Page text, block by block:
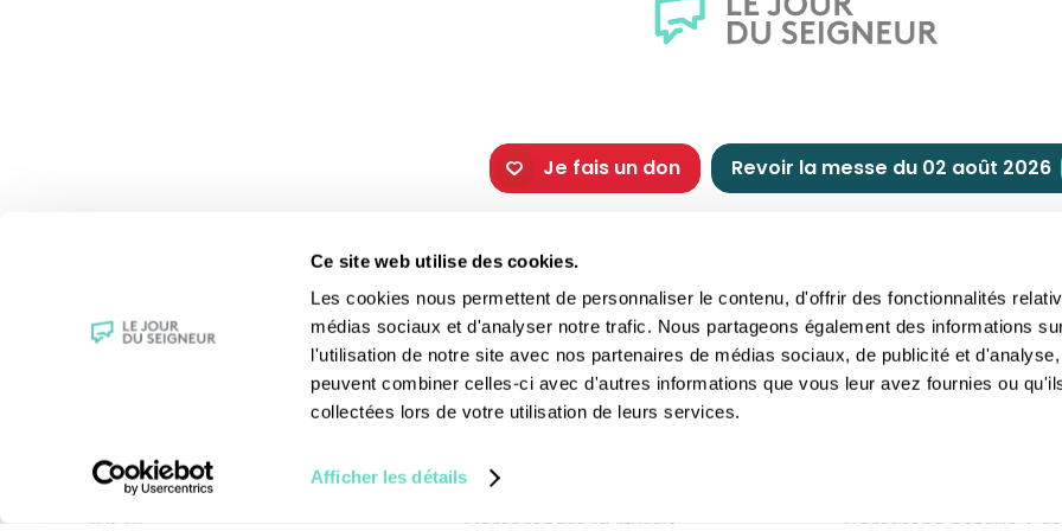
Ce site web utilise des cookies.
Les cookies nous permettent de personnaliser le contenu, d'offrir des fonctionnalités
médias sociaux et d'analyser notre trafic. Nous partageons également des informations
l'utilisation de notre site avec nos partenaires de médias sociaux, de publicité et
peuvent combiner celles-ci avec d'autres informations que vous leur avez fournies ou
collectées lors de votre utilisation de leurs services.
Afficher les détails
Je fais un don Revoir la messe du 02 août 2026
La messe
Magazine Le Jour du Seigneur
Générations Laudato Si’
Agenda Culturel
JDS.tv
Les fêtes chrétiennes
Les saints du jour
La Bible
Les sacrements
Le patrimoine religieux
Les recettes et traditions
Comment nous
Faire un don
Réduction d’impôt
Philanthropie